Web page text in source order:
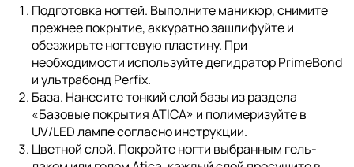
Подготовка ногтей. Выполните маникюр, снимите
прежнее покрытие, аккуратно зашлифуйте и
обезжирьте ногтевую пластину. При
необходимости используйте дегидраторPrimeBond
и ультрабондPerfix.
База. Нанесите тонкий слой базы из раздела
«Базовые покрытия ATICA» и полимеризуйте в
UV/LED лампе согласно инструкции.
Цветной слой. Покройте ногти выбранным гель-